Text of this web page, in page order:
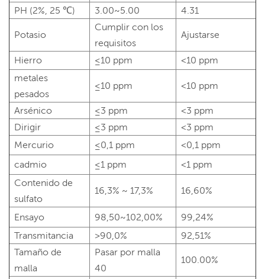
PH (2%, 25 ℃) 3.00~5.00 4.31
Potasio
Cumplir con los
requisitos
Ajustarse
Hierro ≤10 ppm
<10 ppm
metales
pesados
≤10 ppm <10 ppm
Arsénico ≤3 ppm
<3 ppm
Dirigir
≤3 ppm
<3 ppm
Mercurio
≤0,1 ppm
<0,1 ppm
cadmio
≤1 ppm
<1 ppm
Contenido de
sulfato
16,3% ~ 17,3% 16,60%
Ensayo 98,50~102,00%
99,24%
Transmitancia
>90,0%
92,51%
Tamaño de
malla
Pasar por malla
40
100.00%